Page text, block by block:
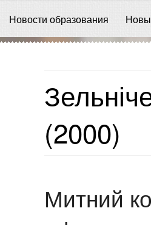
Новости образования
(2000)
Митний